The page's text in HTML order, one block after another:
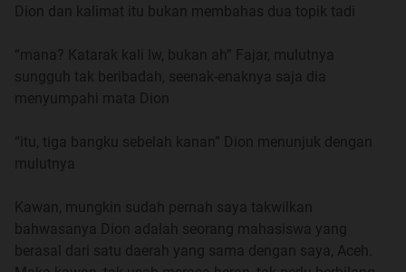
disebut dengan kakak, adik cowo dan adik cewe.
kami adalah keluarga yang cukup harmonis dan tidak
berkekurangan saat kami masih di kampung halaman,
Ayah dengan gajinya sebagai Pegawai Negeri, tidak
pun tidak jelek, karena beliau adalah penjahit yang sudah
kondang namanya. Penjahit lain, kalau ketemu pelanggan
nama Ibu, tidak lain tidak bukan.
Namun semua berubah ketika kami berpindah ke Bogor,
Dion dan kalimat itu bukan membahas dua topik tadi
“mana? Katarak kali lw, bukan ah” Fajar, mulutnya
sungguh tak beribadah, seenak-enaknya saja dia
menyumpahi mata Dion
“itu, tiga bangku sebelah kanan” Dion menunjuk dengan
mulutnya
Kawan, mungkin sudah pernah saya takwilkan
bahwasanya Dion adalah seorang mahasiswa yang
berasal dari satu daerah yang sama dengan saya, Aceh.